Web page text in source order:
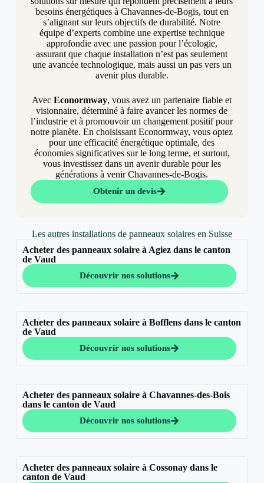
besoins énergétiques à Chavannes-de-Bogis, tout en
s’alignant sur leurs objectifs de durabilité. Notre
équipe d’experts combine une expertise technique
approfondie avec une passion pour l’écologie,
assurant que chaque installation n’est pas seulement
une avancée technologique, mais aussi un pas vers un
avenir plus durable.
AvecEconormway, vous avez un partenaire fiable et
visionnaire, déterminé à faire avancer les normes de
l’industrie et à promouvoir un changement positif pour
notre planète. En choisissant Econormway, vous optez
pour une efficacité énergétique optimale, des
économies significatives sur le long terme, et surtout,
vous investissez dans un avenir durable pour les
générations à venir Chavannes-de-Bogis.
Obtenir un devis
Les autres installations de panneaux solaires en Suisse
Acheter des panneaux solaire à Agiez dans le canton
de Vaud
Découvrir nos solutions
Acheter des panneaux solaire à Bofflens dans le canton
de Vaud
Découvrir nos solutions
Acheter des panneaux solaire à Chavannes-des-Bois
dans le canton de Vaud
Découvrir nos solutions
Acheter des panneaux solaire à Cossonay dans le
canton de Vaud